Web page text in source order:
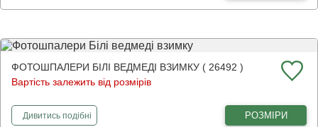
ФОТОШПАЛЕРИ БІЛІ ВЕДМЕДІ ВЗИМКУ ( 26492 )
Вартість залежить від розмірів
Дивитисьфотошпалери
подібні РОЗМІРИ